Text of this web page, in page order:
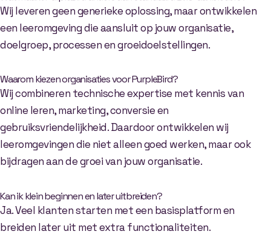
Wij leveren geen generieke oplossing, maar ontwikkelen
een leeromgeving die aansluit op jouw organisatie,
doelgroep, processen en groeidoelstellingen.
Waarom kiezen organisaties voor PurpleBird?
Wij combineren technische expertise met kennis van
online leren, marketing, conversie en
gebruiksvriendelijkheid. Daardoor ontwikkelen wij
leeromgevingen die niet alleen goed werken, maar ook
bijdragen aan de groei van jouw organisatie.
Kan ik klein beginnen en later uitbreiden?
Ja. Veel klanten starten met een basisplatform en
breiden later uit met extra functionaliteiten.